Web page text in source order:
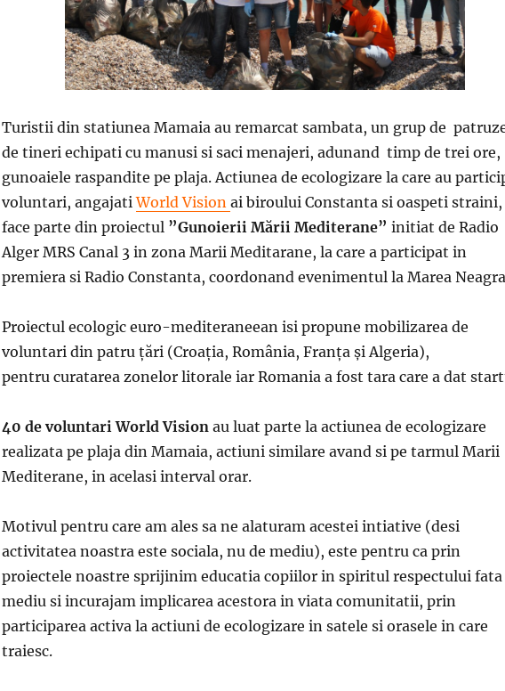
Turistii din statiunea Mamaia au remarcat sambata, un grup de
de tineri echipati cu manusi si saci menajeri, adunand timp de trei ore,
gunoaiele raspandite pe plaja. Actiunea de ecologizare la care au
voluntari, angajatiWorld Vision ai biroului Constanta si oaspeti straini,
face parte din proiectul ”Gunoierii Mării Mediterane” initiat de Radio
Alger MRS Canal 3 in zona Marii Meditarane, la care a participat in
premiera si Radio Constanta, coordonand evenimentul la Marea
Proiectul ecologic euro-mediteraneean isi propune mobilizarea de
voluntari din patru ţări (Croaţia, România, Franţa şi Algeria),
pentru curatarea zonelor litorale iar Romania a fost tara care a dat
40 de voluntari World Visionau luat parte la actiunea de ecologizare
realizata pe plaja din Mamaia, actiuni similare avand si pe tarmul Marii
Mediterane, in acelasi interval orar.
Motivul pentru care am ales sa ne alaturam acestei intiative (desi
activitatea noastra este sociala, nu de mediu), este pentru ca prin
proiectele noastre sprijinim educatia copiilor in spiritul respectului fata
mediu si incurajam implicarea acestora in viata comunitatii, prin
participarea activa la actiuni de ecologizare in satele si orasele in care
traiesc.